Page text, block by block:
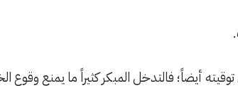
أيضاً؛ فالتدخل المبكر كثيراً ما يمنع وقوع